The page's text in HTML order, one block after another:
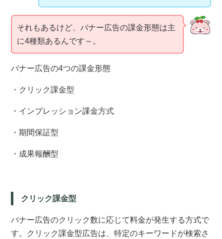
それもあるけど、バナー広告の課金形態は主
に4種類あるんです～。
バナー広告の4つの課金形態
・クリック課金型
・インプレッション課金方式
・期間保証型
・成果報酬型
クリック課金型
バナー広告のクリック数に応じて料金が発生する方式で
す。 クリック課金型広告は、特定のキーワードが検索さ